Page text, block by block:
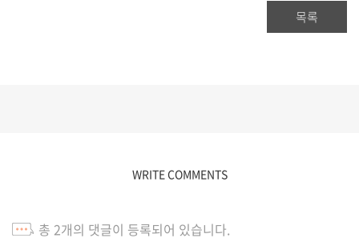
목록
WRITE COMMENTS
총 2개의 댓글이 등록되어 있습니다.